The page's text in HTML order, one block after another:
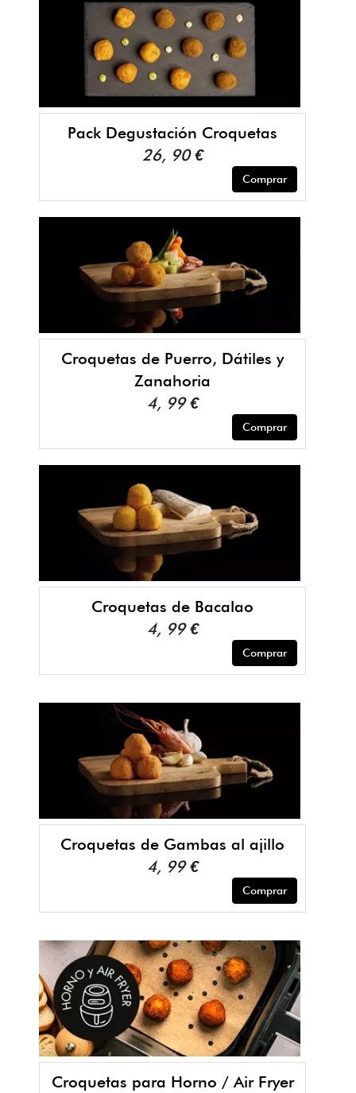
Pack Degustación Croquetas
26, 90 €
Comprar
Croquetas de Puerro, Dátiles y
Zanahoria
4, 99 €
Comprar
Croquetas de Bacalao
4, 99 €
Comprar
Croquetas de Gambas al ajillo
4, 99 €
Comprar
Croquetas para Horno / Air Fryer